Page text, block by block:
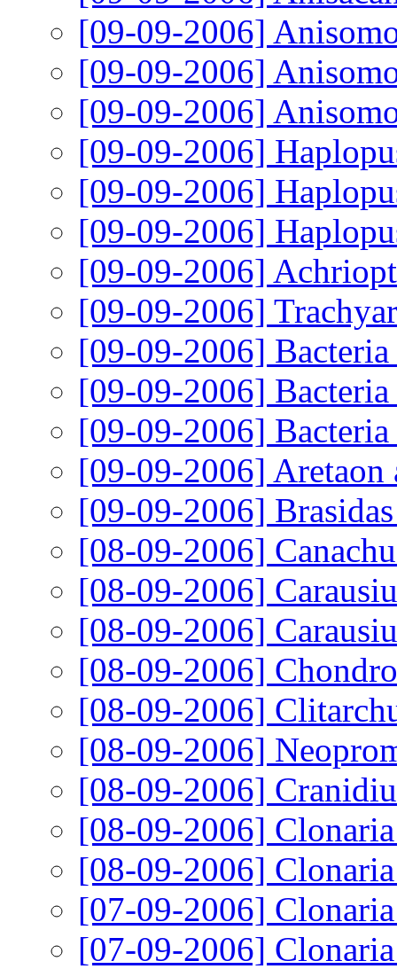
[09-09-2006]
[09-09-2006]
[09-09-2006]
[09-09-2006]
[09-09-2006]
[09-09-2006]
[09-09-2006]
[09-09-2006]
[09-09-2006]
[09-09-2006]
[09-09-2006] Bacteria
[09-09-2006] Aretaon
[09-09-2006]
[08-09-2006]
[08-09-2006]
[08-09-2006]
[08-09-2006]
[08-09-2006]
[08-09-2006]
[08-09-2006]
[08-09-2006]
[08-09-2006]
[07-09-2006]
[07-09-2006]